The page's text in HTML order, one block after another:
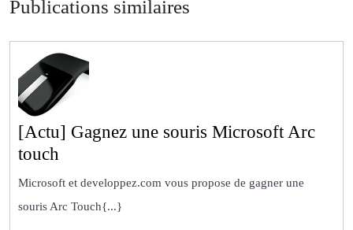
Publications similaires
[Actu] Gagnez une souris Microsoft Arc
touch
Gagnez
Microsoft et developpez.com vous propose de gagner une
souris Arc Touch{...}